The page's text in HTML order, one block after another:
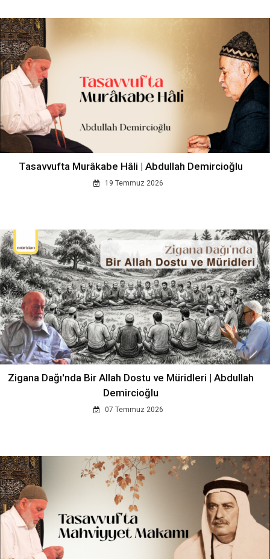
Tasavvufta Murâkabe Hâli | Abdullah Demircioğlu
19 Temmuz 2026
Zigana Dağı'nda Bir Allah Dostu ve Müridleri | Abdullah
Demircioğlu
07 Temmuz 2026